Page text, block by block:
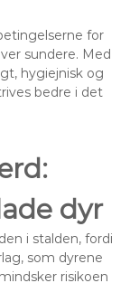
for
sundere. Med
hygiejnisk og
bedre i det
dyr
i stalden, fordi
som dyrene
risikoen